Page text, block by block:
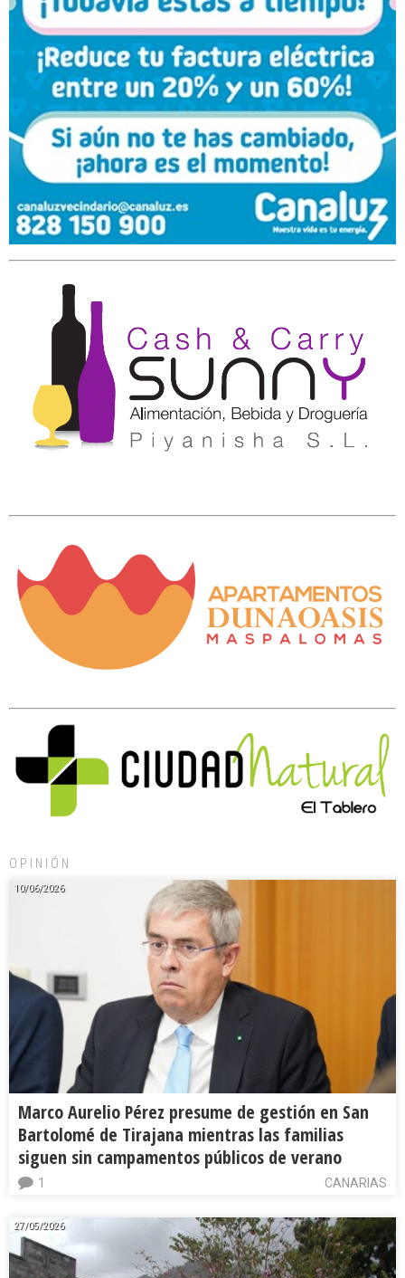
OPINIÓN
10/06/2026
Marco Aurelio Pérez presume de gestión en San
Bartolomé de Tirajana mientras las familias
siguen sin campamentos públicos de verano
CANARIAS
1
27/05/2026